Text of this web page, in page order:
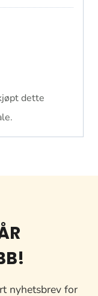
dette
nyhetsbrev for